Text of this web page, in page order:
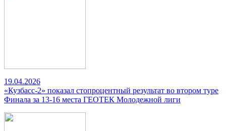
19.04.2026
«Кузбасс-2» показал стопроцентный результат во втором туре
Финала за 13-16 места ГЕОТЕК Молодежной лиги